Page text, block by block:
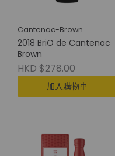
Cantenac-Brown
2018 BriO de Cantenac
Brown
HKD $278.00
加入購物車